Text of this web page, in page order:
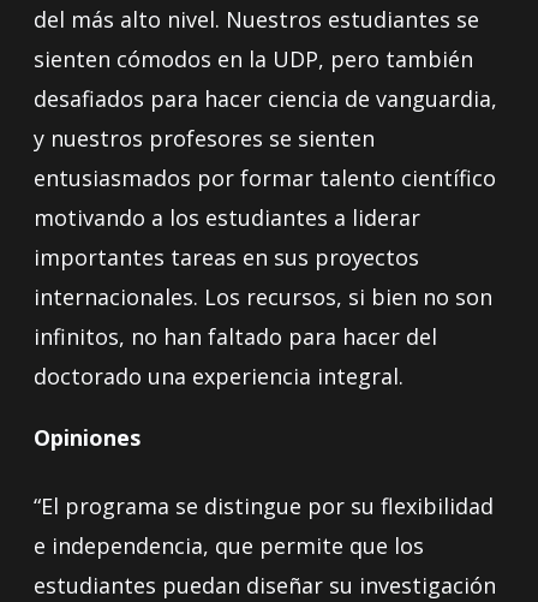
del más alto nivel. Nuestros estudiantes se
sienten cómodos en la UDP, pero también
desafiados para hacer ciencia de vanguardia,
y nuestros profesores se sienten
entusiasmados por formar talento científico
motivando a los estudiantes a liderar
importantes tareas en sus proyectos
internacionales. Los recursos, si bien no son
infinitos, no han faltado para hacer del
doctorado una experiencia integral.
Opiniones
“El programa se distingue por su flexibilidad
e independencia, que permite que los
estudiantes puedan diseñar su investigación